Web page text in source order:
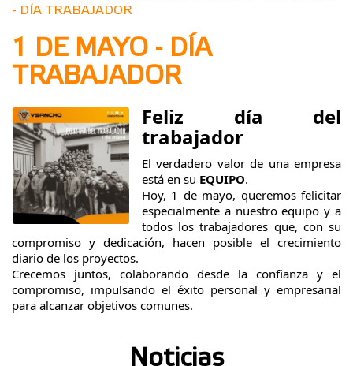
- DÍA TRABAJADOR
1 DE MAYO - DÍA
TRABAJADOR
Feliz día del
trabajador
El verdadero valor de una empresa
está en su EQUIPO.
Hoy, 1 de mayo, queremos felicitar
especialmente a nuestro equipo y a
todos los trabajadores que, con su
compromiso y dedicación, hacen posible el crecimiento
diario de los proyectos.
Crecemos juntos, colaborando desde la confianza y el
compromiso, impulsando el éxito personal y empresarial
para alcanzar objetivos comunes.
Noticias